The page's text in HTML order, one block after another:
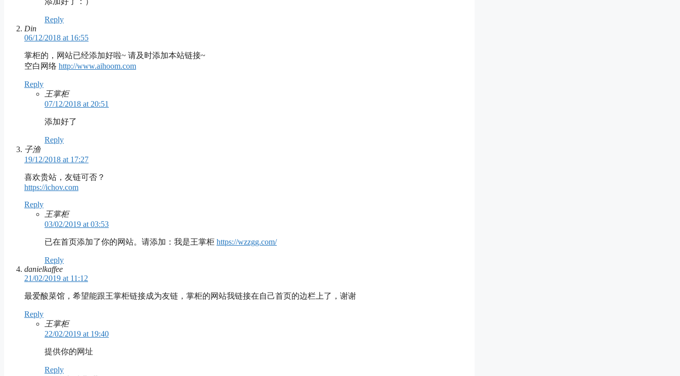
Reply
Din
06/12/2018 at 16:55
掌柜的，网站已经添加好啦~ 请及时添加本站链接~
空白网络 http://www.aihoom.com
Reply
王掌柜
07/12/2018 at 20:51
添加好了
Reply
子渔
19/12/2018 at 17:27
喜欢贵站，友链可否？
https://ichov.com
Reply
王掌柜
03/02/2019 at 03:53
已在首页添加了你的网站。请添加：我是王掌柜 https://wzzgg.com/
Reply
danielkaffee
21/02/2019 at 11:12
最爱酸菜馆，希望能跟王掌柜链接成为友链，掌柜的网站我链接在自己首页的边栏上了，谢谢
Reply
王掌柜
22/02/2019 at 19:40
提供你的网址
Reply